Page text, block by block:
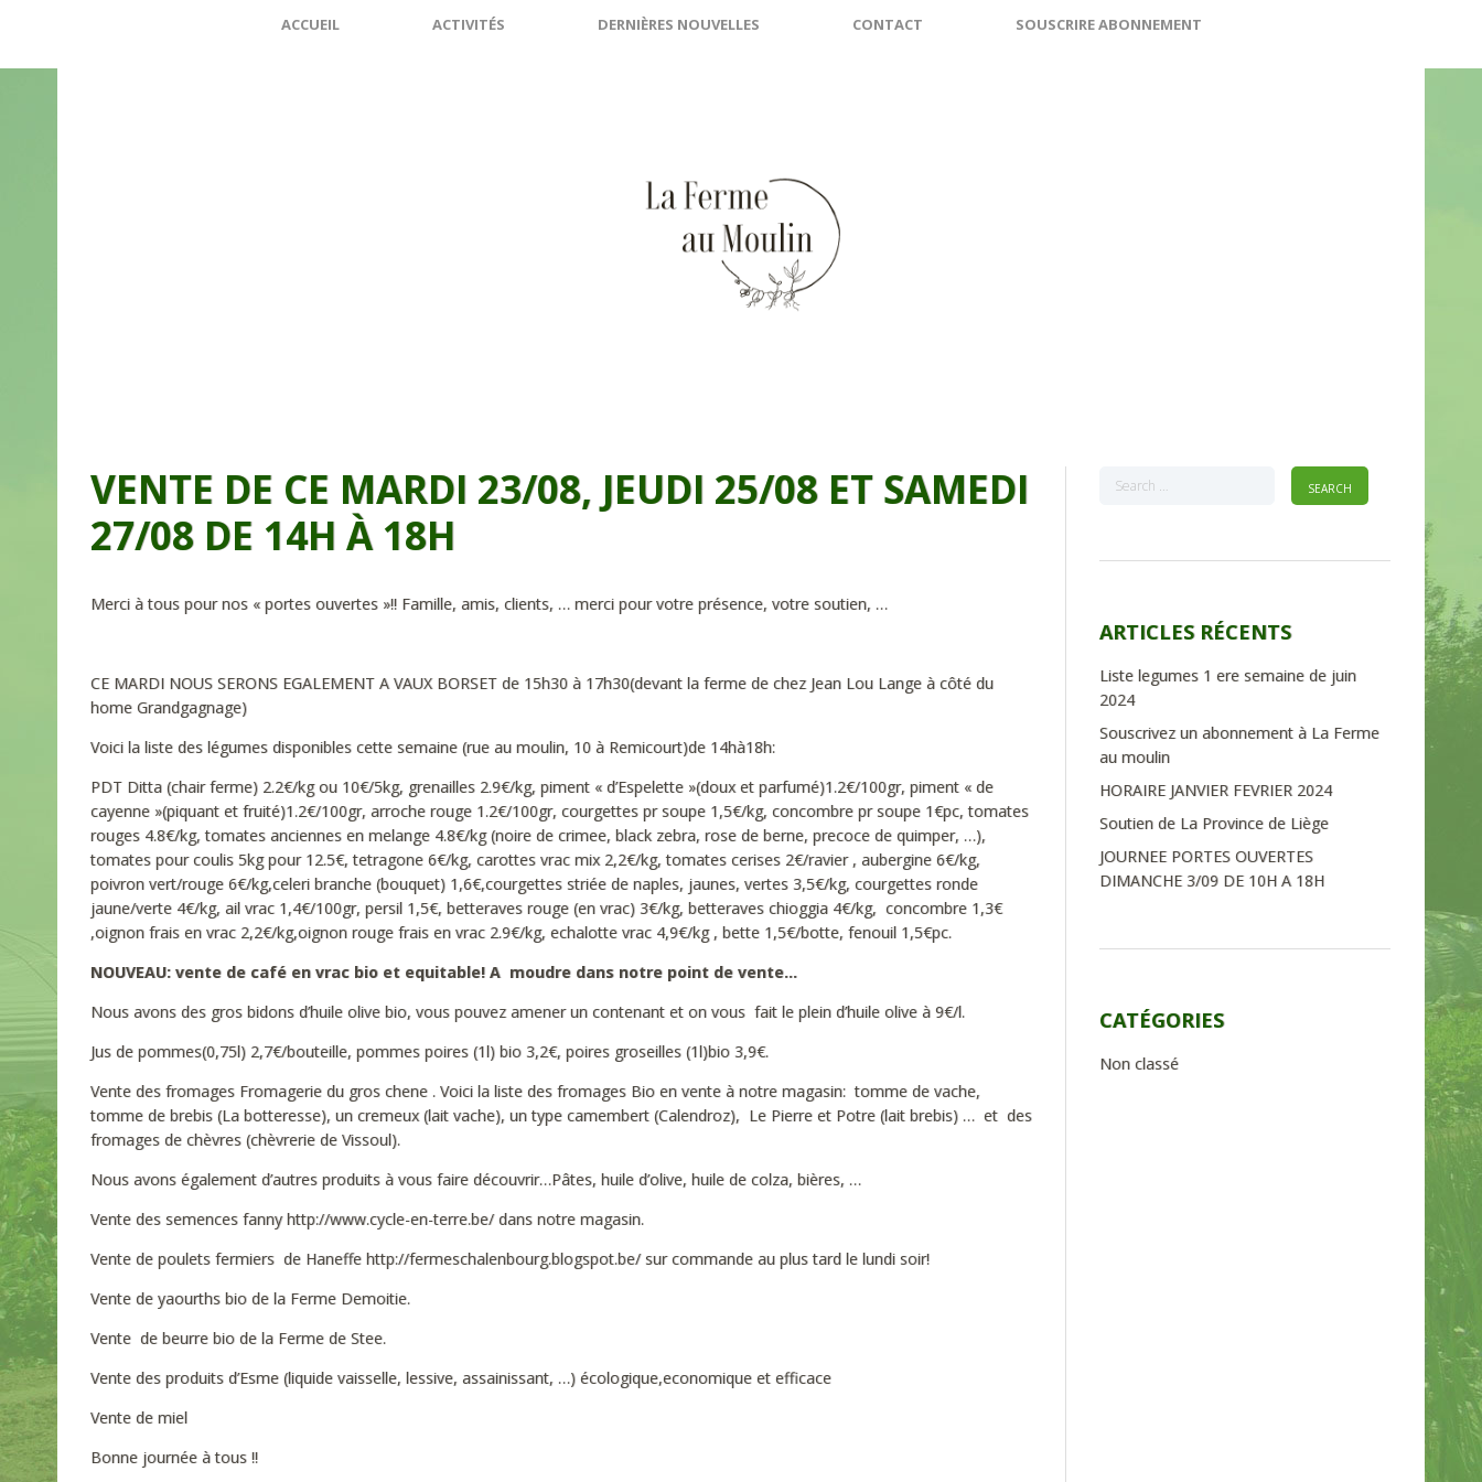
ACCUEIL ACTIVITÉS DERNIÈRES NOUVELLES CONTACT SOUSCRIRE ABONNEMENT
VENTE DE CE MARDI 23/08, JEUDI 25/08 ET SAMEDI
27/08 DE 14H À 18H
Merci à tous pour nos « portes ouvertes »!! Famille, amis, clients, … merci pour votre présence, votre soutien, …
CE MARDI NOUS SERONS EGALEMENT A VAUX BORSET de 15h30 à 17h30(devant la ferme de chez Jean Lou Lange à côté du
home Grandgagnage)
Voici la liste des légumes disponibles cette semaine (rue au moulin, 10 à Remicourt)de 14hà18h:
PDT Ditta (chair ferme) 2.2€/kg ou 10€/5kg, grenailles 2.9€/kg, piment « d’Espelette »(doux et parfumé)1.2€/100gr, piment « de
cayenne »(piquant et fruité)1.2€/100gr, arroche rouge 1.2€/100gr, courgettes pr soupe 1,5€/kg, concombre pr soupe 1€pc, tomates
rouges 4.8€/kg, tomates anciennes en melange 4.8€/kg (noire de crimee, black zebra, rose de berne, precoce de quimper, …),
tomates pour coulis 5kg pour 12.5€, tetragone 6€/kg, carottes vrac mix 2,2€/kg, tomates cerises 2€/ravier , aubergine 6€/kg,
poivron vert/rouge 6€/kg,celeri branche (bouquet) 1,6€,courgettes striée de naples, jaunes, vertes 3,5€/kg, courgettes ronde
jaune/verte 4€/kg, ail vrac 1,4€/100gr, persil 1,5€, betteraves rouge (en vrac) 3€/kg, betteraves chioggia 4€/kg, concombre 1,3€
,oignon frais en vrac 2,2€/kg,oignon rouge frais en vrac 2.9€/kg, echalotte vrac 4,9€/kg , bette 1,5€/botte, fenouil 1,5€pc.
NOUVEAU: vente de café en vrac bio et equitable! A moudre dans notre point de vente…
Nous avons des gros bidons d’huile olive bio, vous pouvez amener un contenant et on vous fait le plein d’huile olive à 9€/l.
Jus de pommes(0,75l) 2,7€/bouteille, pommes poires (1l) bio 3,2€, poires groseilles (1l)bio 3,9€.
Vente des fromages Fromagerie du gros chene . Voici la liste des fromages Bio en vente à notre magasin: tomme de vache,
tomme de brebis (La botteresse), un cremeux (lait vache), un type camembert (Calendroz), Le Pierre et Potre (lait brebis) … et des
fromages de chèvres (chèvrerie de Vissoul).
Nous avons également d’autres produits à vous faire découvrir…Pâtes, huile d’olive, huile de colza, bières, …
Vente des semences fanny http://www.cycle-en-terre.be/ dans notre magasin.
Vente de poulets fermiers de Haneffe http://fermeschalenbourg.blogspot.be/ sur commande au plus tard le lundi soir!
Vente de yaourths bio de la Ferme Demoitie.
Vente de beurre bio de la Ferme de Stee.
Vente des produits d’Esme (liquide vaisselle, lessive, assainissant, …) écologique,economique et efficace
Vente de miel
Bonne journée à tous !!
ARTICLES RÉCENTS
Liste legumes 1 ere semaine de juin
2024
Souscrivez un abonnement à La Ferme
au moulin
HORAIRE JANVIER FEVRIER 2024
Soutien de La Province de Liège
JOURNEE PORTES OUVERTES
DIMANCHE 3/09 DE 10H A 18H
CATÉGORIES
Non classé